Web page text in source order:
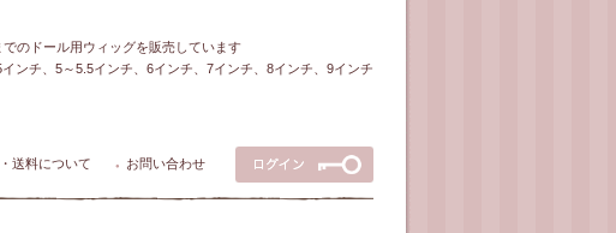
のドール用ウィッグを販売しています
ンチ、5～5.5インチ、6インチ、7インチ、8インチ、9インチ
送料について ● お問い合わせ